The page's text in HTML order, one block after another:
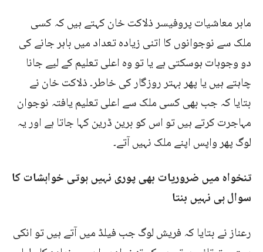
ماہر معاشیات پروفیسر ذلاکت خان کہتے ہیں کہ کسی
ملک سے نوجوانوں کا اتنی زیادہ تعداد میں باہر جانے کی
دو وجوہات ہوسکتی ہے یا تو وہ اعلی تعلیم کے لیے جانا
چاہتے ہیں یا پھر بہتر روزگار کی خاطر۔ ذلاکت خان نے
بتایا کہ جب بھی کسی ملک سے اعلی تعلیم یافتہ نوجوان
مہاجرت کرتے ہیں تو اس کو برین ڈرین کہا جاتا ہے اور یہ
لوگ پھر واپس اپنے ملک نہیں آتے۔
تنخواہ میں ضروریات بھی پوری نہیں ہوتی خواہشات کا
سوال ہی نہیں بنتا
رعناز نے بتایا کہ فریش لوگ جب فیلڈ میں آتے ہیں تو انکی